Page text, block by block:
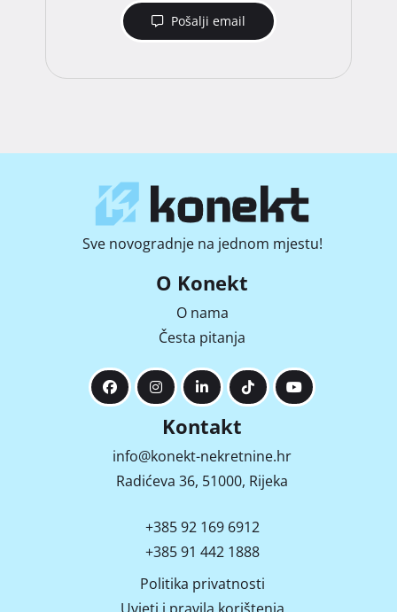
Pošalji email
Sve novogradnje na jednom mjestu!
O Konekt
O nama
Česta pitanja
Kontakt
info@konekt-nekretnine.hr
Radićeva 36, 51000, Rijeka
+385 92 169 6912
+385 91 442 1888
Politika privatnosti